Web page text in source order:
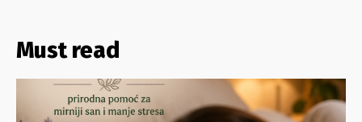
Must read